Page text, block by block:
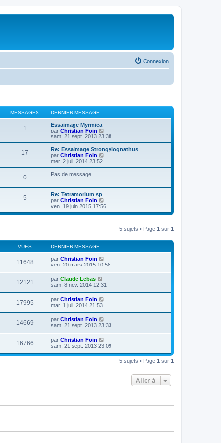
Connexion
MESSAGES DERNIER MESSAGE
1
Essaimage Myrmica
par Christian Foin
o
i
r
i
m
e
e
sam. 21 sept. 2013 23:38
17
Re: Essaimage Strongylognathus
par Christian Foin
i
d
n
i
g
e
mer. 2 juil. 2014 23:52
0 Pas de message
5
Re: Tetramorium sp
par Christian Foin
o
i
e
n
e
r
e
s
s
e
ven. 19 juin 2015 17:56
5 sujets • Page 1 sur 1
VUES DERNIER MESSAGE
11648 par Christian Foin
ven. 20 mars 2015 10:58
12121 par Claude Lebas
sam. 8 nov. 2014 12:31
17995 par Christian Foin
mar. 1 juil. 2014 21:53
14669 par Christian Foin
sam. 21 sept. 2013 23:33
16766 par Christian Foin
sam. 21 sept. 2013 23:09
5 sujets • Page 1 sur 1
Aller à